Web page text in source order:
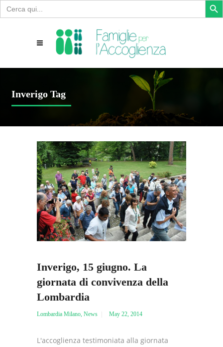
Search
for:
Inverigo Tag
Inverigo, 15 giugno. La
giornata di convivenza della
Lombardia
Lombardia Milano News May 22, 2014
L'accoglienza testimoniata alla giornata